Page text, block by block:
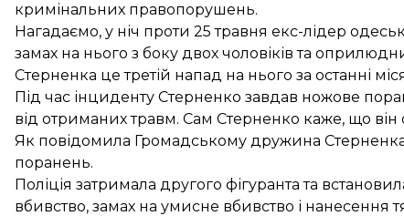
кримінальних правопорушень.
Нагадаємо, у ніч проти 25 травня екс-лідер
замах на нього з боку двох чоловіків та
Стерненка це третій напад на нього за останні
Під час інциденту Стерненко завдав ножове
від отриманих травм. Сам Стерненко каже, що він
Як повідомила Громадському дружина
поранень.
Поліція затримала другого фігуранта та
вбивство, замах на умисне вбивство і нанесення